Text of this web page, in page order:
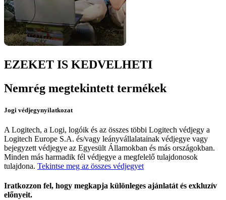
EZEKET IS KEDVELHETI
Nemrég megtekintett termékek
Jogi védjegynyilatkozat
A Logitech, a Logi, logóik és az összes többi Logitech védjegy a
Logitech Europe S.A. és/vagy leányvállalatainak védjegye vagy
bejegyzett védjegye az Egyesült Államokban és más országokban.
Minden más harmadik fél védjegye a megfelelő tulajdonosok
tulajdona. Tekintse meg az összes védjegyet
Iratkozzon fel, hogy megkapja különleges ajánlatát és exkluzív
előnyeit.